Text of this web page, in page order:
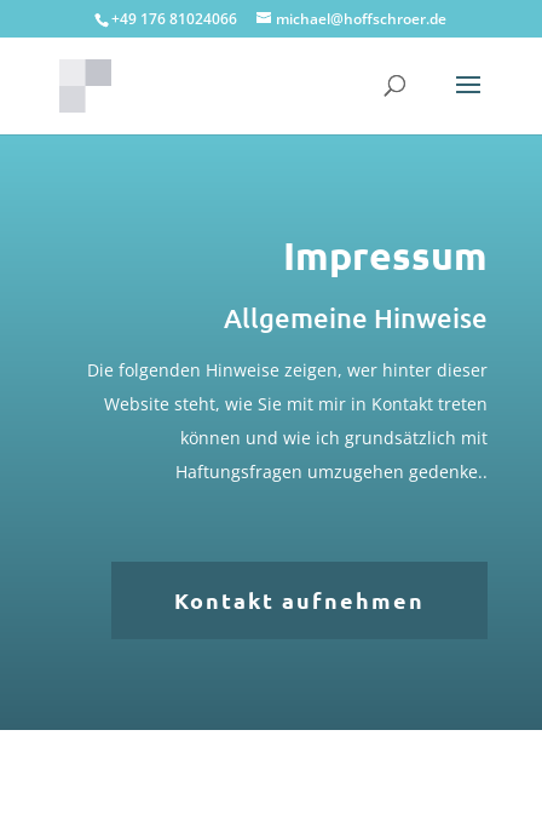
+49 176 81024066 michael@hoffschroer.de
Impressum
Allgemeine Hinweise
Die folgenden Hinweise zeigen, wer hinter dieser
Website steht, wie Sie mit mir in Kontakt treten
können und wie ich grundsätzlich mit
Haftungsfragen umzugehen gedenke..
Kontakt aufnehmen